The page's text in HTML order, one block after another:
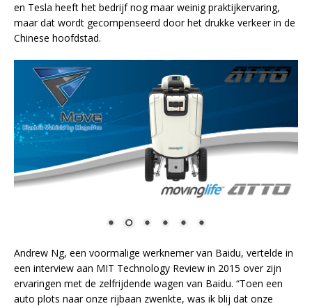
en Tesla heeft het bedrijf nog maar weinig praktijkervaring,
maar dat wordt gecompenseerd door het drukke verkeer in de
Chinese hoofdstad.
Andrew Ng, een voormalige werknemer van Baidu, vertelde in
een interview aan MIT Technology Review in 2015 over zijn
ervaringen met de zelfrijdende wagen van Baidu. “Toen een
auto plots naar onze rijbaan zwenkte, was ik blij dat onze